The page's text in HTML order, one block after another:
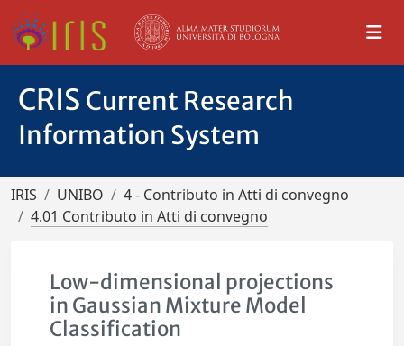
CRIS Current Research
Information System
IRIS UNIBO
4 - Contributo in Atti di convegno
4.01 Contributo in Atti di convegno
Low-dimensional projections
in Gaussian Mixture Model
Classification